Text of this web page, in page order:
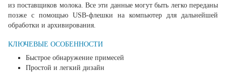
из поставщиков молока. Все эти данные могут быть легко переданы
позже с помощью USB-флешки на компьютер для дальнейшей
обработки и архивирования.
КЛЮЧЕВЫЕ ОСОБЕННОСТИ
Быстрое обнаружение примесей
Простой и легкий дизайн